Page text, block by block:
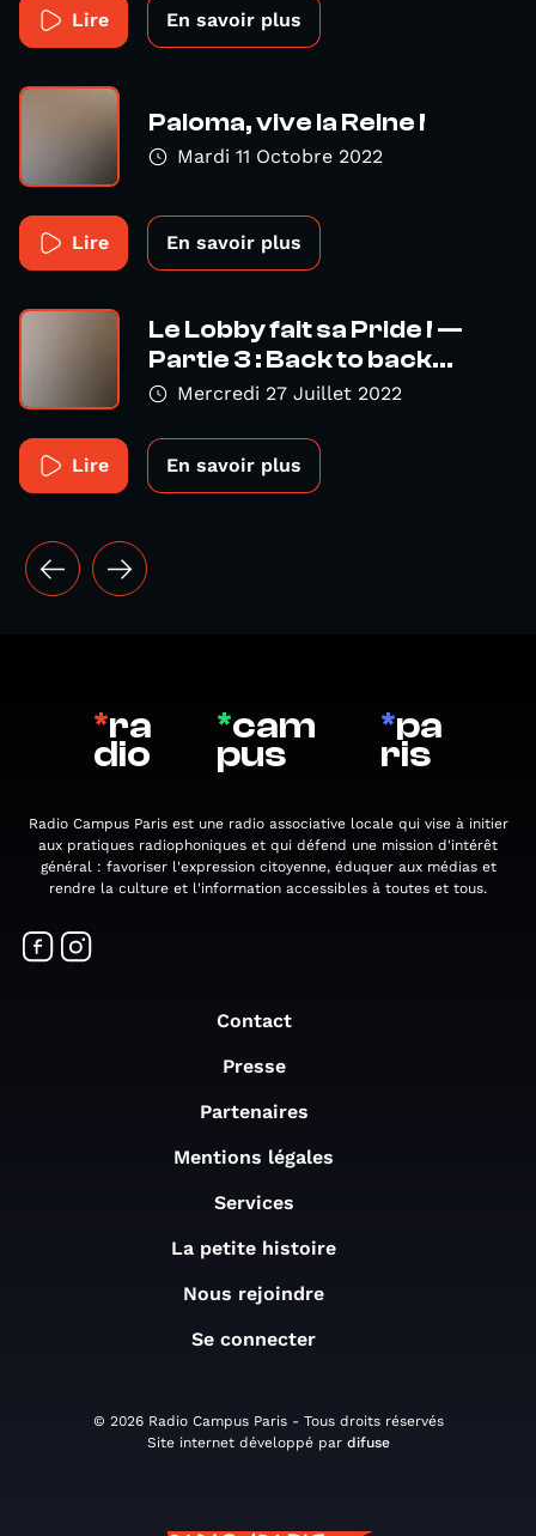
Lire En savoir plus
Paloma, vive la Reine !
Mardi 11 Octobre 2022
Lire En savoir plus
Le Lobby fait sa Pride ! —
Partie 3 : Back to back...
Mercredi 27 Juillet 2022
Lire En savoir plus
*ra
dio
*cam
pus
*pa
ris
Radio Campus Paris est une radio associative locale qui vise à initier
aux pratiques radiophoniques et qui défend une mission d'intérêt
général : favoriser l'expression citoyenne, éduquer aux médias et
rendre la culture et l'information accessibles à toutes et tous.
Contact
Presse
Partenaires
Mentions légales
Services
La petite histoire
Nous rejoindre
Se connecter
© 2026 Radio Campus Paris - Tous droits réservés
Site internet développé par difuse